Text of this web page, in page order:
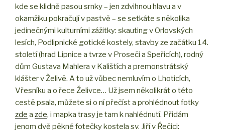
kde se klidně pasou srnky – jen zdvihnou hlavu a v
okamžiku pokračují v pastvě – se setkáte s několika
jedinečnými kulturními zážitky: skauting v Orlovských
lesích, Podlipnické gotické kostely, stavby ze začátku 14.
století (hrad Lipnice a tvrze v Proseči a Speřicích), rodný
dům Gustava Mahlera v Kalištích a premonstrátský
klášter v Želivě. A to už vůbec nemluvím o Lhoticích,
Vřesníku a o řece Želivce… Už jsem několikrát o této
cestě psala, můžete si o ní přečíst a prohlédnout fotky
zde a zde, i mapka trasy je tam k nahlédnutí. Přidám
jenom dvě pěkné fotečky kostela sv. Jiří v Řečici: